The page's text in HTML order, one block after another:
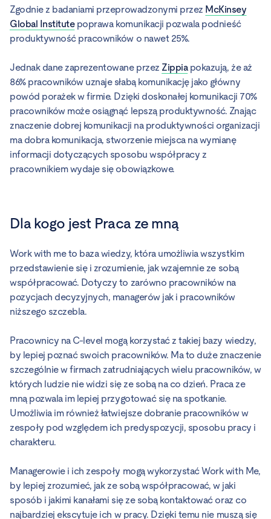
Zgodnie z badaniami przeprowadzonymi przez McKinsey
Global Institutepoprawa komunikacji pozwala podnieść
produktywność pracowników o nawet 25%.
Jednak dane zaprezentowane przez Zippiapokazują, że aż
86% pracowników uznaje słabą komunikację jako główny
powód porażek w firmie. Dzięki doskonałej komunikacji 70%
pracowników może osiągnąć lepszą produktywność. Znając
znaczenie dobrej komunikacji na produktywności organizacji
ma dobra komunikacja, stworzenie miejsca na wymianę
informacji dotyczących sposobu współpracy z
pracownikiem wydaje się obowiązkowe.
Dla kogo jest Praca ze mną
Work with me to baza wiedzy, która umożliwia wszystkim
przedstawienie się i zrozumienie, jak wzajemnie ze sobą
współpracować. Dotyczy to zarówno pracowników na
pozycjach decyzyjnych, managerów jak i pracowników
niższego szczebla.
Pracownicy na C-level mogą korzystać z takiej bazy wiedzy,
by lepiej poznać swoich pracowników. Ma to duże znaczenie
szczególnie w firmach zatrudniających wielu pracowników, w
których ludzie nie widzi się ze sobą na co dzień. Praca ze
mną pozwala im lepiej przygotować się na spotkanie.
Umożliwia im również łatwiejsze dobranie pracowników w
zespoły pod względem ich predyspozycji, sposobu pracy i
charakteru.
Managerowie i ich zespoły mogą wykorzystać Work with Me,
by lepiej zrozumieć, jak ze sobą współpracować, w jaki
sposób i jakimi kanałami się ze sobą kontaktować oraz co
najbardziej ekscytuje ich w pracy. Dzięki temu nie muszą się